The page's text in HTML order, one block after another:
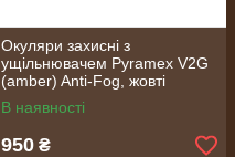
Окуляри захисні з
ущільнювачем Pyramex V2G
(amber) Anti-Fog, жовті
В наявності
950 ₴